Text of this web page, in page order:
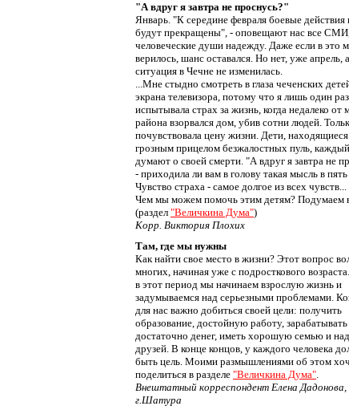
"А вдруг я завтра не проснусь?"
Январь. "К середине февраля боевые действия
будут прекращены", - оповещают нас все СМИ,
человеческие души надежду. Даже если в это
верилось, шанс оставался. Но нет, уже апрель, а
ситуация в Чечне не изменилась.
...Мне стыдно смотреть в глаза чеченских
экрана телевизора, потому что я лишь один раз
испытывала страх за жизнь, когда недалеко от
района взорвался дом, убив сотни людей.
почувствовала цену жизни. Дети,
грозным прицелом безжалостных пуль,
думают о своей смерти. "А вдруг я завтра не
- приходила ли вам в голову такая мысль в пять
Чувство страха - самое долгое из всех чувств...
Чем мы можем помочь этим детям? Подумаем
(раздел "Величкина Дума")
Корр. Виктория Плохих
Там, где мы нужны
Как найти свое место в жизни? Этот вопрос
многих, начиная уже с подросткового
в этот период мы начинаем взрослую жизнь и
задумываемся над серьезными проблемами.
для нас важно добиться своей цели: получить
образование, достойную работу, зарабатывать
достаточно денег, иметь хорошую семью и
друзей. В конце концов, у каждого человека
быть цель. Моими размышлениями об этом
поделиться в разделе "Величкина Дума".
Внештатный корреспондент Елена Дадонова,
г.Шатура